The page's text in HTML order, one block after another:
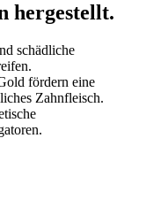
hergestellt.
schädliche
fördern eine
Zahnfleisch.